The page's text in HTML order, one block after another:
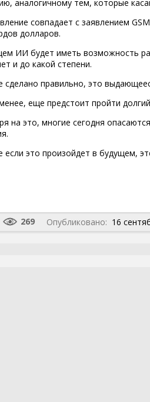
аналогичному тем, которые
совпадает с заявлением
долларов.
ИИ будет иметь возможность
и до какой степени.
сделано правильно, это
еще предстоит пройти
на это, многие сегодня
если это произойдет в будущем,
269 Опубликовано: 16